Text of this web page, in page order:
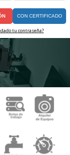
CON CERTIFICADO
tu contraseña?